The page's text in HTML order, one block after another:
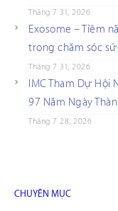
Tháng 7 31, 2026
Exosome – Tiềm
trong chăm sóc
Tháng 7 31, 2026
IMC Tham Dự Hội
97 Năm Ngày
Tháng 7 28, 2026
CHUYÊN MỤC